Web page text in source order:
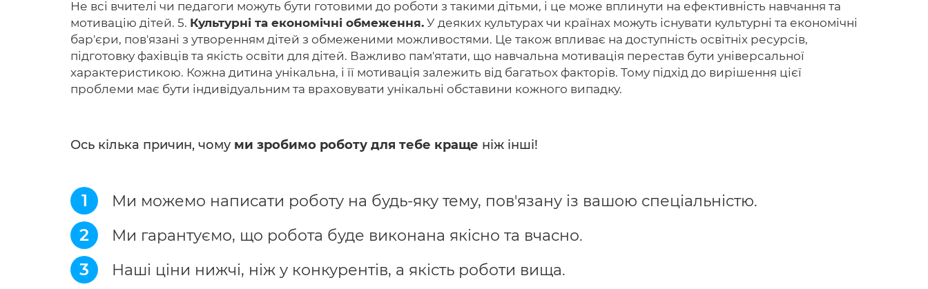
Не всі вчителі чи педагоги можуть бути готовими до роботи з такими дітьми, і це може вплинути на ефективність навчання та
мотивацію дітей. 5. Культурні та економічні обмеження. У деяких культурах чи країнах можуть існувати культурні та економічні
бар'єри, пов'язані з утворенням дітей з обмеженими можливостями. Це також впливає на доступність освітніх ресурсів,
підготовку фахівців та якість освіти для дітей. Важливо пам'ятати, що навчальна мотивація перестав бути універсальної
характеристикою. Кожна дитина унікальна, і її мотивація залежить від багатьох факторів. Тому підхід до вирішення цієї
проблеми має бути індивідуальним та враховувати унікальні обставини кожного випадку.
Ось кілька причин, чому ми зробимо роботу для тебе краще ніж інші!
1 Ми можемо написати роботу на будь-яку тему, пов'язану із вашою спеціальністю.
2 Ми гарантуємо, що робота буде виконана якісно та вчасно.
3 Наші ціни нижчі, ніж у конкурентів, а якість роботи вища.